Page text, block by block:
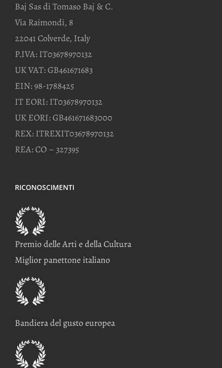
Baj Sas di Tomaso Baj & C.
Via Raimondi, 8
22041 Colverde, Italy
P.IVA: IT03678970132
UK VAT: GB461671683
EIN: 98-1788425
IT EORI: IT03678970132
UK EORI: GB461671683000
REX: ITREXIT03678970132
REA: CO – 327395
RICONOSCIMENTI
Premio delle Arti e della Cultura
Miglior panettone italiano
Bandiera del gusto europea